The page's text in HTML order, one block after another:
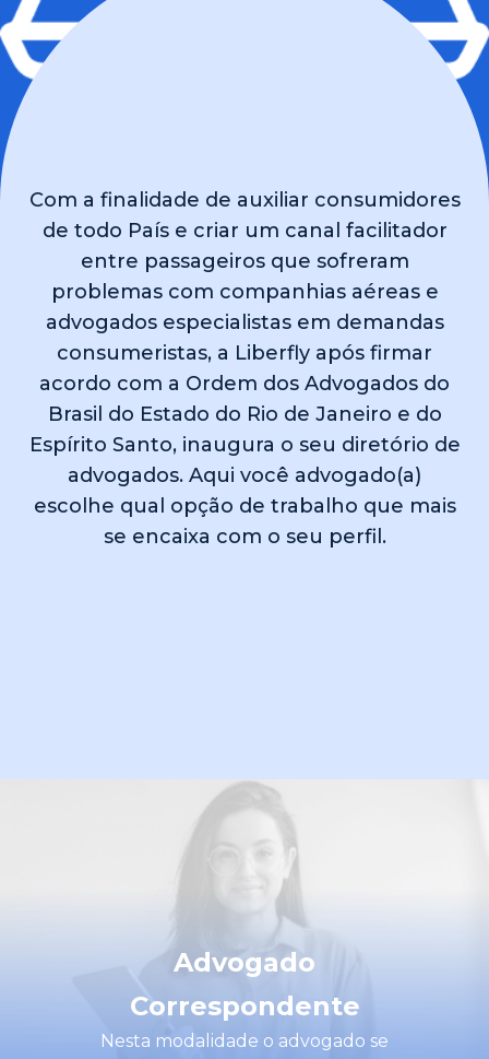
Com a finalidade de auxiliar consumidores
de todo País e criar um canal facilitador
entre passageiros que sofreram
problemas com companhias aéreas e
advogados especialistas em demandas
consumeristas, a Liberfly após firmar
acordo com a Ordem dos Advogados do
Brasil do Estado do Rio de Janeiro e do
Espírito Santo, inaugura o seu diretório de
advogados. Aqui você advogado(a)
escolhe qual opção de trabalho que mais
se encaixa com o seu perfil.
Advogado
Correspondente
Nesta modalidade o advogado se